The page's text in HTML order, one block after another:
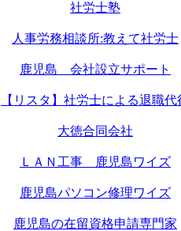
社労士塾
人事労務相談所:教えて社労士
鹿児島 会社設立サポート
【リスタ】社労士による退職代
大徳合同会社
ＬＡＮ工事 鹿児島ワイズ
鹿児島パソコン修理ワイズ
鹿児島の在留資格申請専門家